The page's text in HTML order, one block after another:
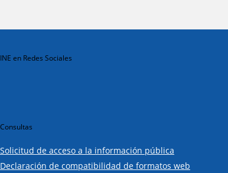
INE en Redes Sociales
Consultas
Solicitud de acceso a la información pública
Declaración de compatibilidad de formatos web